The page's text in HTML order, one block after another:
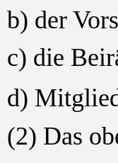
b) der
c) die
d)
(2) Das